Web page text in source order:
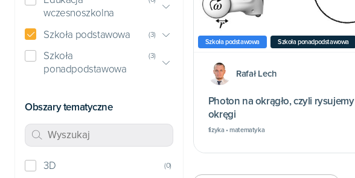
wczesnoszkolna
Szkoła podstawowa (3)
Szkoła
ponadpodstawowa
(3)
Obszary tematyczne
3D (0)
Szkoła podstawowa Szkoła ponadpodstawowa
Rafał Lech
Photon na okrągło, czyli rysujemy
okręgi
fizyka • matematyka